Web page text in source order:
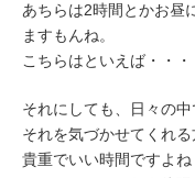
あちらは2時間とかお昼
ますもんね。
こちらはといえば・・
それにしても、日々の
それを気づかせてくれ
貴重でいい時間ですよね